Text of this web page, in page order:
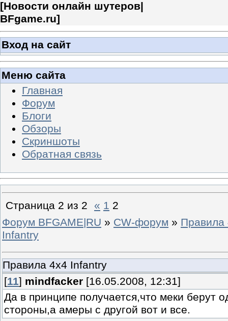
[Новости онлайн шутеров|
BFgame.ru]
Вход на сайт
Меню сайта
Главная
Форум
Блоги
Обзоры
Скриншоты
Обратная связь
Страница 2 из 2 « 1 2
Форум BFGAME|RU » CW-форум » Правила
Infantry
Правила 4х4 Infantry
[11] mindfacker [16.05.2008, 12:31]
Да в принципе получается,что меки берут
стороны,а амеры с другой вот и все.